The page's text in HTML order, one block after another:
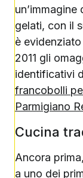
gelati, con il
è
2011 gli
identificativi
francobolli
Parmigiano
Cucina
Ancora
a uno dei